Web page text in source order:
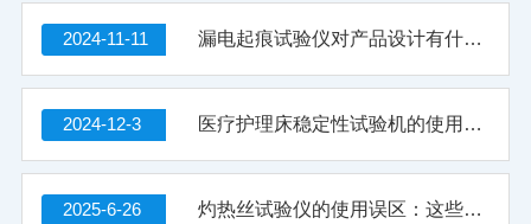
2024-11-11 漏电起痕试验仪对产品设计有什么指导意义
2024-12-3 医疗护理床稳定性试验机的使用价值有哪些？
2025-6-26 灼热丝试验仪的使用误区：这些错误操作可能影响检测结果